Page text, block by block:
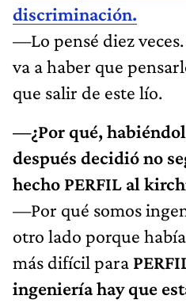
discriminación.
—Lo pensé diez
va a haber que
que salir de este lío.
—¿Por qué,
después decidió no
hecho PERFIL al
—Por qué somos
otro lado porque
más difícil para
ingeniería hay que